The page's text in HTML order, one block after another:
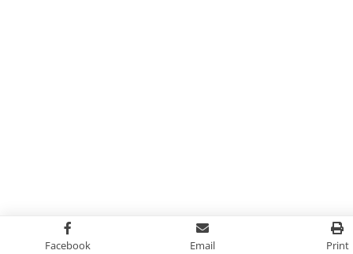
Facebook Email Print